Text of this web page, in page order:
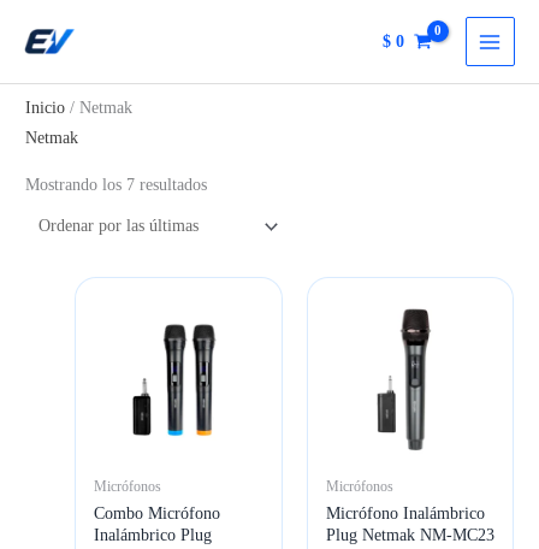
$ 0
Inicio / Netmak
Netmak
Mostrando los 7 resultadosOrdenado
recientes
Micrófonos
Combo Micrófono
Inalámbrico Plug
Micrófonos
Micrófono Inalámbrico
Plug Netmak NM-MC23